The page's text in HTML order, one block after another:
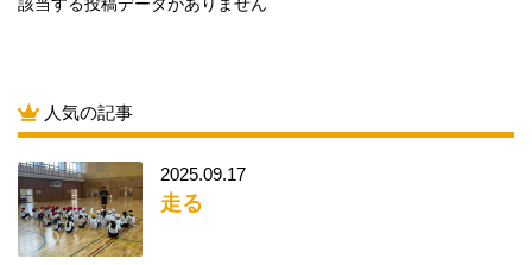
人気の記事
2025.09.17
走る